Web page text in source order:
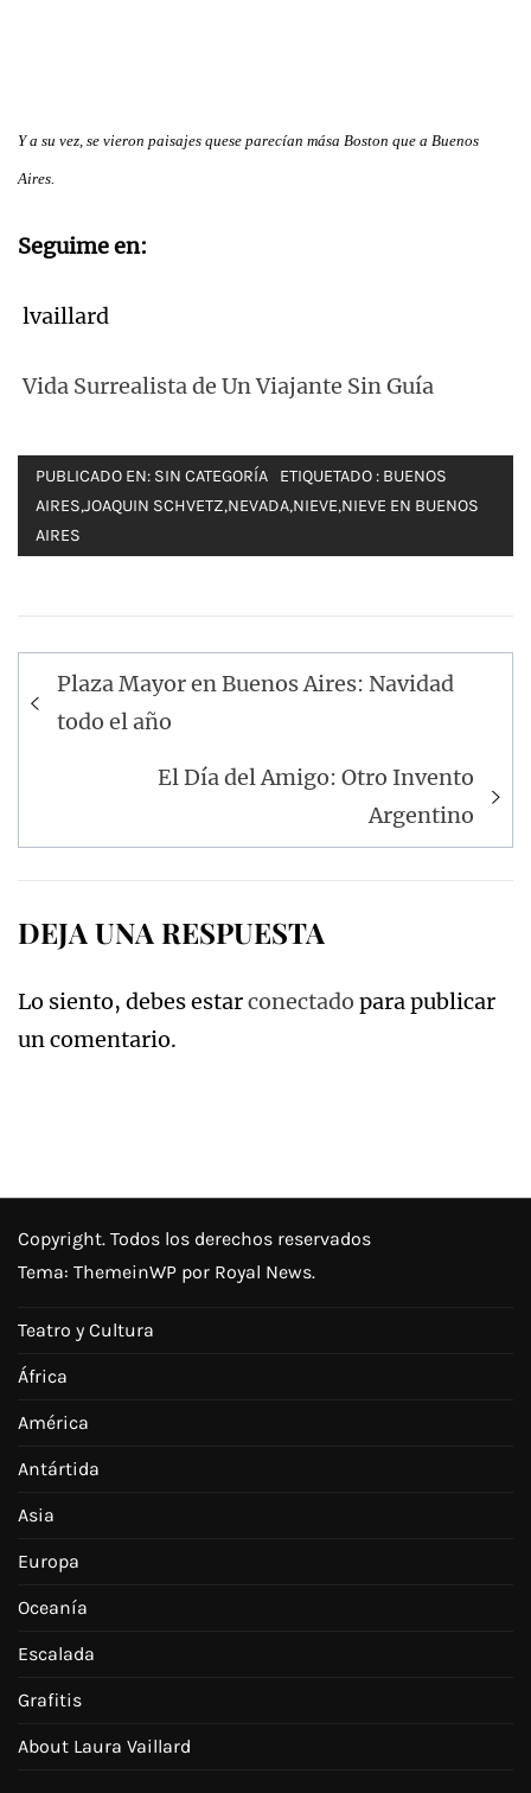
Y a su vez, se vieron paisajes quese parecían mása Boston que a Buenos
Aires.
Seguime en:
lvaillard
Vida Surrealista de Un Viajante Sin Guía
PUBLICADO EN: SIN CATEGORÍA ETIQUETADO : BUENOS
AIRES,JOAQUIN SCHVETZ,NEVADA,NIEVE,NIEVE EN BUENOS
AIRES
Navegación
de
Plaza Mayor en Buenos Aires: Navidad
todo el año
El Día del Amigo: Otro Invento
Argentino
DEJA UNA RESPUESTA
Lo siento, debes estarconectado para publicar
un comentario.
Copyright. Todos los derechos reservados
Tema: ThemeinWP por Royal News.
Teatro y Cultura
África
América
Antártida
Asia
Europa
Oceanía
Escalada
Grafitis
About Laura Vaillard